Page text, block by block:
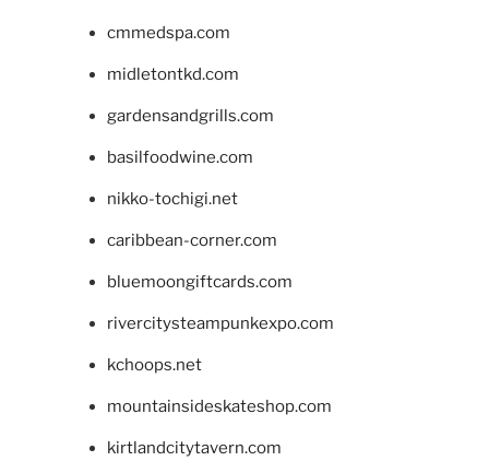
cmmedspa.com
midletontkd.com
gardensandgrills.com
basilfoodwine.com
nikko-tochigi.net
caribbean-corner.com
bluemoongiftcards.com
rivercitysteampunkexpo.com
kchoops.net
mountainsideskateshop.com
kirtlandcitytavern.com